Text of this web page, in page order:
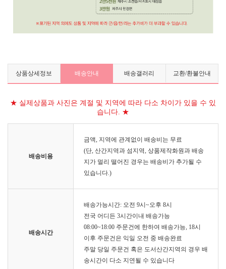
상품상세정보 배송안내 배송갤러리 교환/환불안내
★ 실제상품과 사진은 계절 및 지역에 따라 다소 차이가 있을 수 있
습니다. ★
배송비용
금액, 지역에 관계없이 배송비는 무료
(단, 산간지역과 섬지역, 상품제작화원과 배송
지가 멀리 떨어진 경우는 배송비가 추가될 수
있습니다.)
배송시간
배송가능시간: 오전 9시~오후 8시
전국 어디든 3시간이내 배송가능
08:00~18:00 주문건에 한하여 배송가능, 18시
이후 주문건은 익일 오전 중 배송완료
주말 당일 주문건 혹은 도서산간지역의 경우 배
송시간이 다소 지연될 수 있습니다